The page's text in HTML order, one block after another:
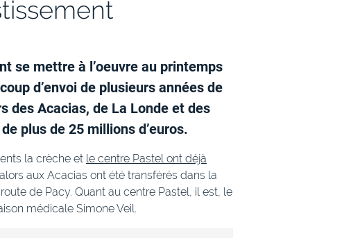
se mettre à l’oeuvre au printemps
d’envoi de plusieurs années de
des Acacias, de La Londe et des
plus de 25 millions d’euros.
la crèche et le centre Pastel ont déjà
aux Acacias ont été transférés dans la
, route de Pacy. Quant au centre Pastel, il est, le
médicale Simone Veil.